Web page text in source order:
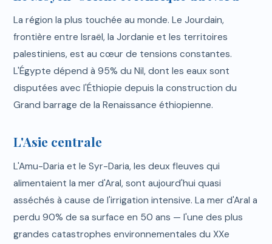
La région la plus touchée au monde. Le Jourdain,
frontière entre Israël, la Jordanie et les territoires
palestiniens, est au cœur de tensions constantes.
L'Égypte dépend à 95% du Nil, dont les eaux sont
disputées avec l'Éthiopie depuis la construction du
Grand barrage de la Renaissance éthiopienne.
L'Asie centrale
L'Amu-Daria et le Syr-Daria, les deux fleuves qui
alimentaient la mer d'Aral, sont aujourd'hui quasi
asséchés à cause de l'irrigation intensive. La mer d'Aral a
perdu 90% de sa surface en 50 ans — l'une des plus
grandes catastrophes environnementales du XXe